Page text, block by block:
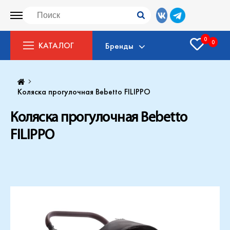
КАТАЛОГ Бренды
0 0
Коляска прогулочная Bebetto FILIPPO
Коляска прогулочная Bebetto
FILIPPO